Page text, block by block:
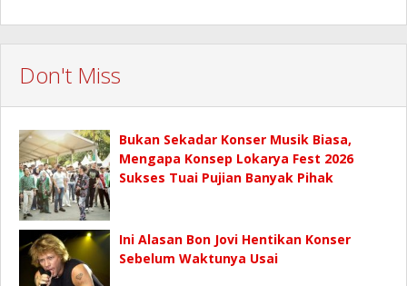
Don't Miss
Bukan Sekadar Konser Musik Biasa,
Mengapa Konsep Lokarya Fest 2026
Sukses Tuai Pujian Banyak Pihak
Ini Alasan Bon Jovi Hentikan Konser
Sebelum Waktunya Usai